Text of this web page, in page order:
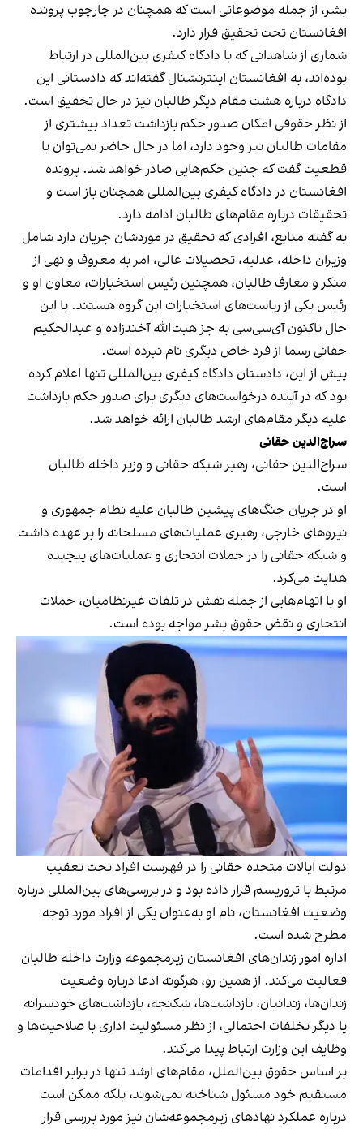
بشر، از جمله موضوعاتی است که همچنان در چارچوب پرونده
افغانستان تحت تحقیق قرار دارد.
شماری از شاهدانی که با دادگاه کیفری بین‌المللی در ارتباط
بوده‌اند، به افغانستان اینترنشنال گفته‌اند که دادستانی این
دادگاه درباره هشت مقام دیگر طالبان نیز در حال تحقیق است.
از نظر حقوقی امکان صدور حکم بازداشت تعداد بیشتری از
مقامات طالبان نیز وجود دارد، اما در حال حاضر نمی‌توان با
قطعیت گفت که چنین حکم‌هایی صادر خواهد شد. پرونده
افغانستان در دادگاه کیفری بین‌المللی همچنان باز است و
تحقیقات درباره مقام‌های طالبان ادامه دارد.
به گفته منابع، افرادی که تحقیق در موردشان جریان دارد شامل
وزیران داخله، عدلیه، تحصیلات عالی، امر به معروف و نهی از
منکر و معارف طالبان، همچنین رئیس استخبارات، معاون او و
رئیس یکی از ریاست‌های استخبارات این گروه هستند. با این
حال تاکنون آی‌سی‌سی به جز هبت‌الله آخندزاده و عبدالحکیم
حقانی رسما از فرد خاص دیگری نام نبرده است.
پیش از این، دادستان دادگاه کیفری بین‌المللی تنها اعلام کرده
بود که در آینده درخواست‌های دیگری برای صدور حکم بازداشت
علیه دیگر مقام‌های ارشد طالبان ارائه خواهد شد.
سراج‌الدین حقانی
سراج‌الدین حقانی، رهبر شبکه حقانی و وزیر داخله طالبان
است.
او در جریان جنگ‌های پیشین طالبان علیه نظام جمهوری و
نیروهای خارجی، رهبری عملیات‌های مسلحانه را بر عهده داشت
و شبکه حقانی را در حملات انتحاری و عملیات‌های پیچیده
هدایت می‌کرد.
او با اتهام‌هایی از جمله نقش در تلفات غیرنظامیان، حملات
انتحاری و نقض حقوق بشر مواجه بوده است.
دولت ایالات متحده حقانی را در فهرست افراد تحت تعقیب
مرتبط با تروریسم قرار داده بود و در بررسی‌های بین‌المللی درباره
وضعیت افغانستان، نام او به‌عنوان یکی از افراد مورد توجه
مطرح شده است.
اداره امور زندان‌های افغانستان زیرمجموعه وزارت داخله طالبان
فعالیت می‌کند. از همین رو، هرگونه ادعا درباره وضعیت
زندان‌ها، زندانیان، بازداشت‌ها، شکنجه، بازداشت‌های خودسرانه
یا دیگر تخلفات احتمالی، از نظر مسئولیت اداری با صلاحیت‌ها و
وظایف این وزارت ارتباط پیدا می‌کند.
بر اساس حقوق بین‌الملل، مقام‌های ارشد تنها در برابر اقدامات
مستقیم خود مسئول شناخته نمی‌شوند، بلکه ممکن است
درباره عملکرد نهادهای زیرمجموعه‌شان نیز مورد بررسی قرار